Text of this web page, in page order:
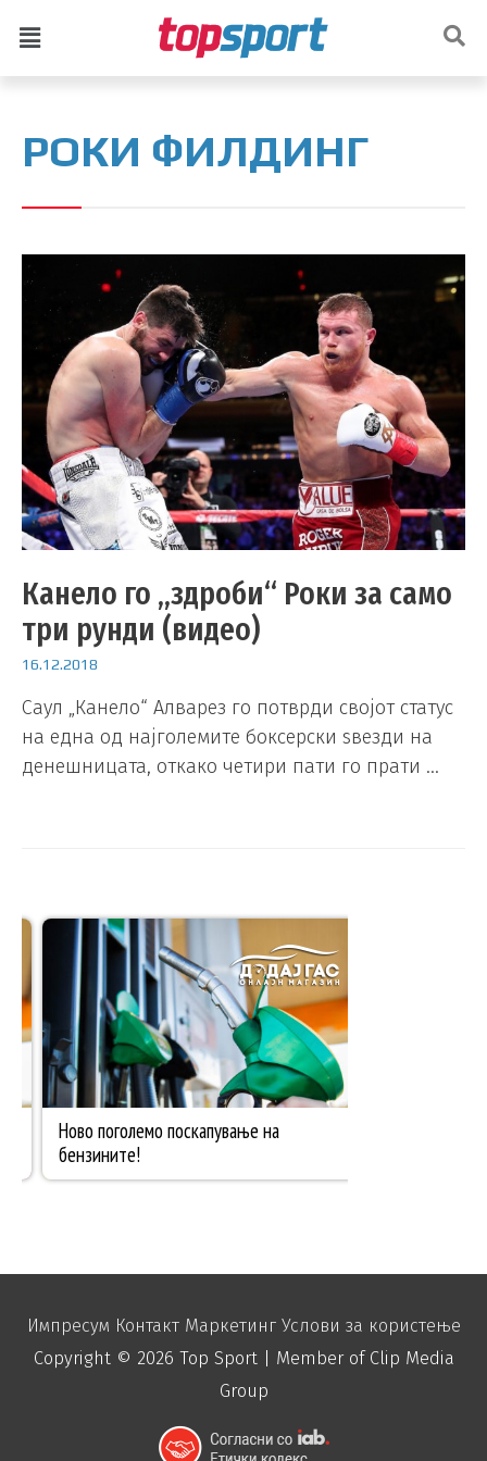
РОКИ ФИЛДИНГ
Канело го „здроби“ Роки за само
три рунди (видео)
16.12.2018
Саул „Канело“ Алварез го потврди својот статус
на една од најголемите боксерски ѕвезди на
денешницата, откако четири пати го прати …
Импресум Контакт Маркетинг Услови за користење
Copyright © 2026 Top Sport| Member of Clip Media
Group